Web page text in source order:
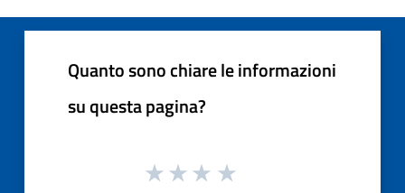
Quanto sono chiare le informazioni
su questa pagina?